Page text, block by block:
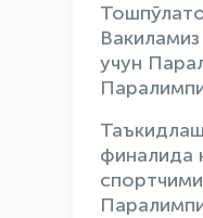
учун
финалида